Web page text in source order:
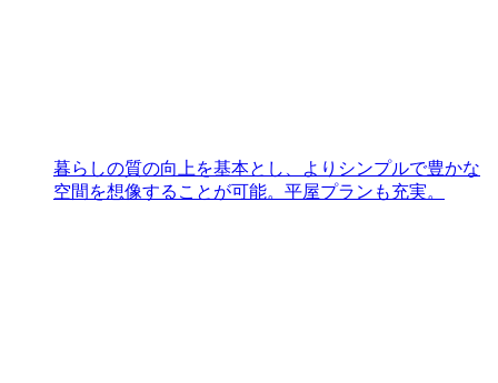
暮らしの質の向上を基本とし、よりシンプルで豊かな
空間を想像することが可能。平屋プランも充実。